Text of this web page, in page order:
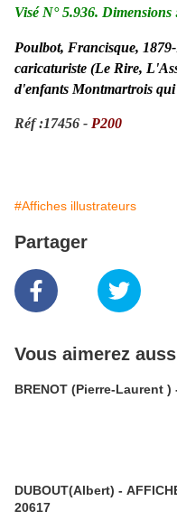
Visé N° 5.936.
Poulbot, Francisque,
caricaturiste (Le Rire,
d'enfants Montmartrois
Réf :17456 - P200
#Affiches illustrateurs
Partager
Vous aimerez
BRENOT (Pierre-Laurent )
DUBOUT(Albert) -
20617